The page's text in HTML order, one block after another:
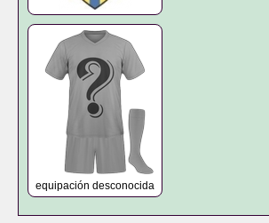
equipación desconocida